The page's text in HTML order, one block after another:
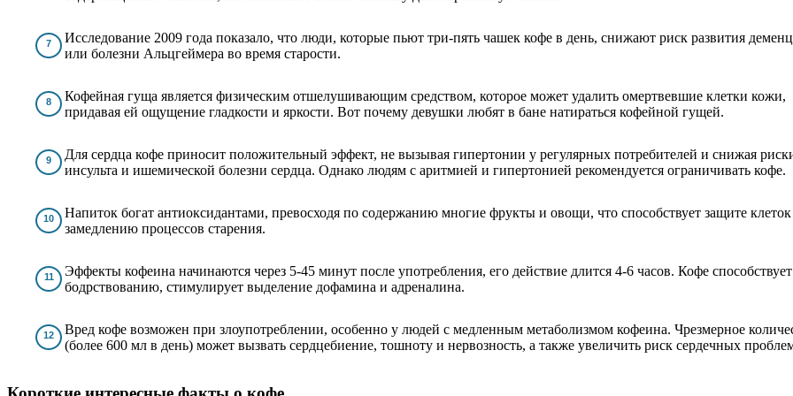
Исследование 2009 года показало, что люди, которые пьют три-пять чашек кофе в день, снижают риск развития
или болезни Альцгеймера во время старости.
Кофейная гуща является физическим отшелушивающим средством, которое может удалить омертвевшие клетки кожи,
придавая ей ощущение гладкости и яркости. Вот почему девушки любят в бане натираться кофейной гущей.
Для сердца кофе приносит положительный эффект, не вызывая гипертонии у регулярных потребителей и снижая
инсульта и ишемической болезни сердца. Однако людям с аритмией и гипертонией рекомендуется ограничивать кофе.
Напиток богат антиоксидантами, превосходя по содержанию многие фрукты и овощи, что способствует защите
замедлению процессов старения.
Эффекты кофеина начинаются через 5-45 минут после употребления, его действие длится 4-6 часов. Кофе способствует
бодрствованию, стимулирует выделение дофамина и адреналина.
Вред кофе возможен при злоупотреблении, особенно у людей с медленным метаболизмом кофеина. Чрезмерное
(более 600 мл в день) может вызвать сердцебиение, тошноту и нервозность, а также увеличить риск сердечных